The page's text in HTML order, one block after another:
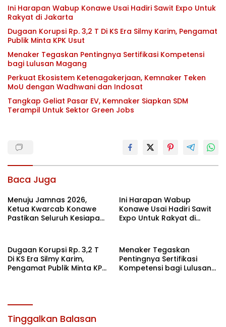
Ini Harapan Wabup Konawe Usai Hadiri Sawit Expo Untuk
Rakyat di Jakarta
Dugaan Korupsi Rp. 3,2 T Di KS Era Silmy Karim, Pengamat
Publik Minta KPK Usut
Menaker Tegaskan Pentingnya Sertifikasi Kompetensi
bagi Lulusan Magang
Perkuat Ekosistem Ketenagakerjaan, Kemnaker Teken
MoU dengan Wadhwani dan Indosat
Tangkap Geliat Pasar EV, Kemnaker Siapkan SDM
Terampil Untuk Sektor Green Jobs
Baca Juga
Menuju Jamnas 2026,
Ketua Kwarcab Konawe
Pastikan Seluruh Kesiapan
Ini Harapan Wabup
Konawe Usai Hadiri Sawit
Expo Untuk Rakyat di
Dugaan Korupsi Rp. 3,2 T
Di KS Era Silmy Karim,
Pengamat Publik Minta KPK
Menaker Tegaskan
Pentingnya Sertifikasi
Kompetensi bagi Lulusan
Tinggalkan Balasan